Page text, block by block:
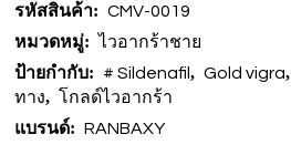
รหัสสินค้า: CMV-0019
หมวดหมู่: ไวอากร้าชาย
ป้ายกำกับ: # Sildenafil, Gold vigra,
ทาง, โกลด์ไวอากร้า
แบรนด์: RANBAXY